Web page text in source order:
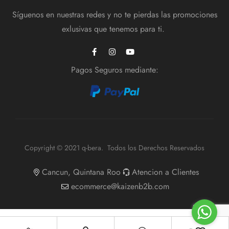
Síguenos en nuestras redes y no te pierdas las promociones
exlusivas que tenemos para ti.
Pagos Seguros mediante:
Copyright © 2021 q-bera. Todos los Derechos Reservados
Cancun, Quintana Roo
Atencion a Clientes
ecommerce@kaizenb2b.com